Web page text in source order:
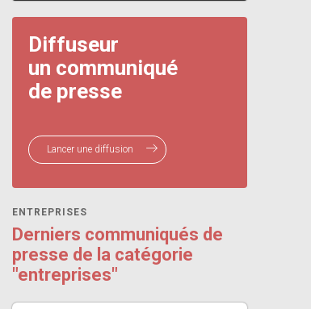
Diffuseur
un communiqué
de presse
Lancer une diffusion
ENTREPRISES
Derniers communiqués de
presse de la catégorie
"entreprises"